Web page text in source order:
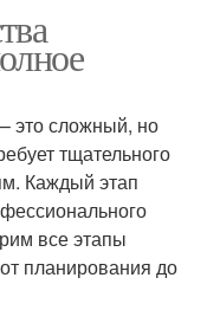
это сложный, но
тщательного
Каждый этап
все этапы
планирования до